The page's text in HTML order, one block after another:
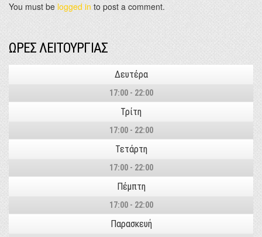
You must be logged in to post a comment.
ΩΡΕΣ ΛΕΙΤΟΥΡΓΙΑΣ
Δευτέρα
17:00 - 22:00
Τρίτη
17:00 - 22:00
Τετάρτη
17:00 - 22:00
Πέμπτη
17:00 - 22:00
Παρασκευή